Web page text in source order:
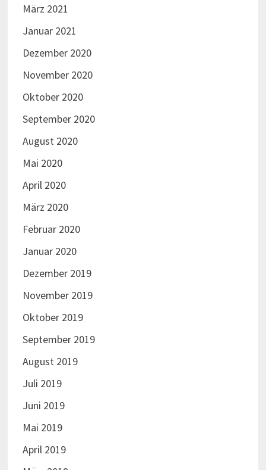
März 2021
Januar 2021
Dezember 2020
November 2020
Oktober 2020
September 2020
August 2020
Mai 2020
April 2020
März 2020
Februar 2020
Januar 2020
Dezember 2019
November 2019
Oktober 2019
September 2019
August 2019
Juli 2019
Juni 2019
Mai 2019
April 2019